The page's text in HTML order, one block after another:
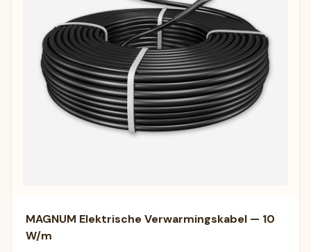
MAGNUM Elektrische Verwarmingskabel — 10
W/m